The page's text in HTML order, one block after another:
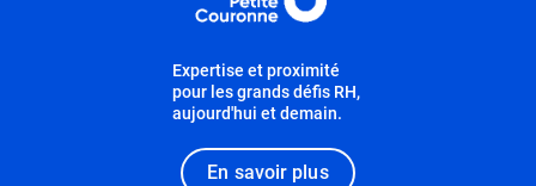
Expertise et proximité
pour les grands défis RH,
aujourd'hui et demain.
En savoir plus